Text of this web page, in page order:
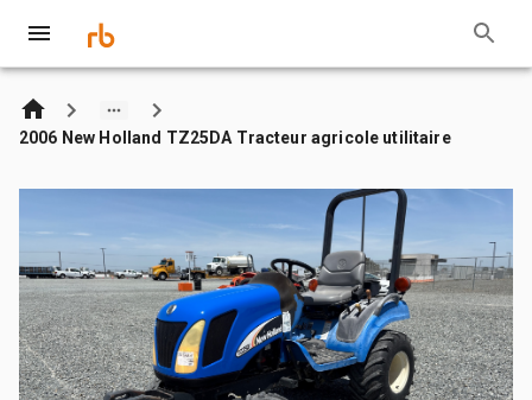
2006 New Holland TZ25DA Tracteur agricole utilitaire